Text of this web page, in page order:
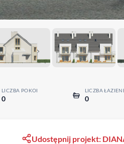
LICZBA POKOI
0
LICZBA
0
Udostępnij projekt: